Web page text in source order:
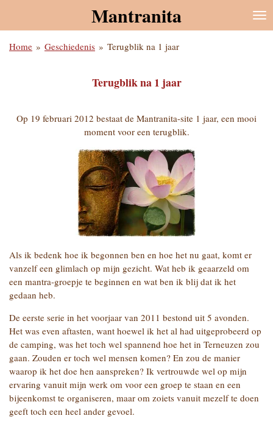
de
Mantranita
Home » Geschiedenis » Terugblik na 1 jaar
Terugblik na 1 jaar
Op 19 februari 2012 bestaat de Mantranita-site 1 jaar, een mooi
moment voor een terugblik.
Als ik bedenk hoe ik begonnen ben en hoe het nu gaat, komt er
vanzelf een glimlach op mijn gezicht. Wat heb ik geaarzeld om
een mantra-groepje te beginnen en wat ben ik blij dat ik het
gedaan heb.
De eerste serie in het voorjaar van 2011 bestond uit 5 avonden.
Het was even aftasten, want hoewel ik het al had uitgeprobeerd op
de camping, was het toch wel spannend hoe het in Terneuzen zou
gaan. Zouden er toch wel mensen komen? En zou de manier
waarop ik het doe hen aanspreken? Ik vertrouwde wel op mijn
ervaring vanuit mijn werk om voor een groep te staan en een
bijeenkomst te organiseren, maar om zoiets vanuit mezelf te doen
geeft toch een heel ander gevoel.